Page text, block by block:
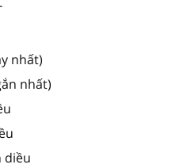
nhất)
nhất)
diều